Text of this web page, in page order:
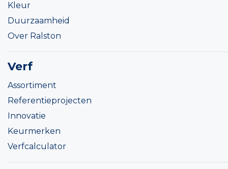
Kleur
Duurzaamheid
Over Ralston
Verf
Assortiment
Referentieprojecten
Innovatie
Keurmerken
Verfcalculator